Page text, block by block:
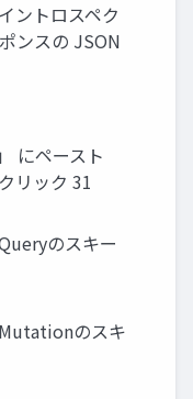
ントロスペク
ンスの JSON
にペースト
リック 31
のスキー
のスキ